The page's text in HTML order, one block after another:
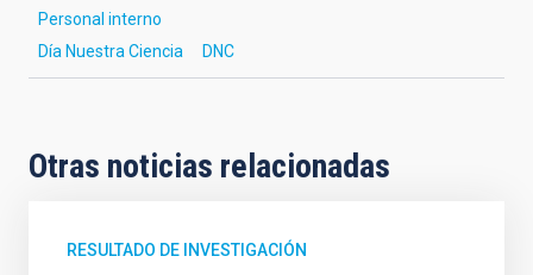
Personal interno
Día Nuestra Ciencia
DNC
Otras noticias relacionadas
RESULTADO DE INVESTIGACIÓN